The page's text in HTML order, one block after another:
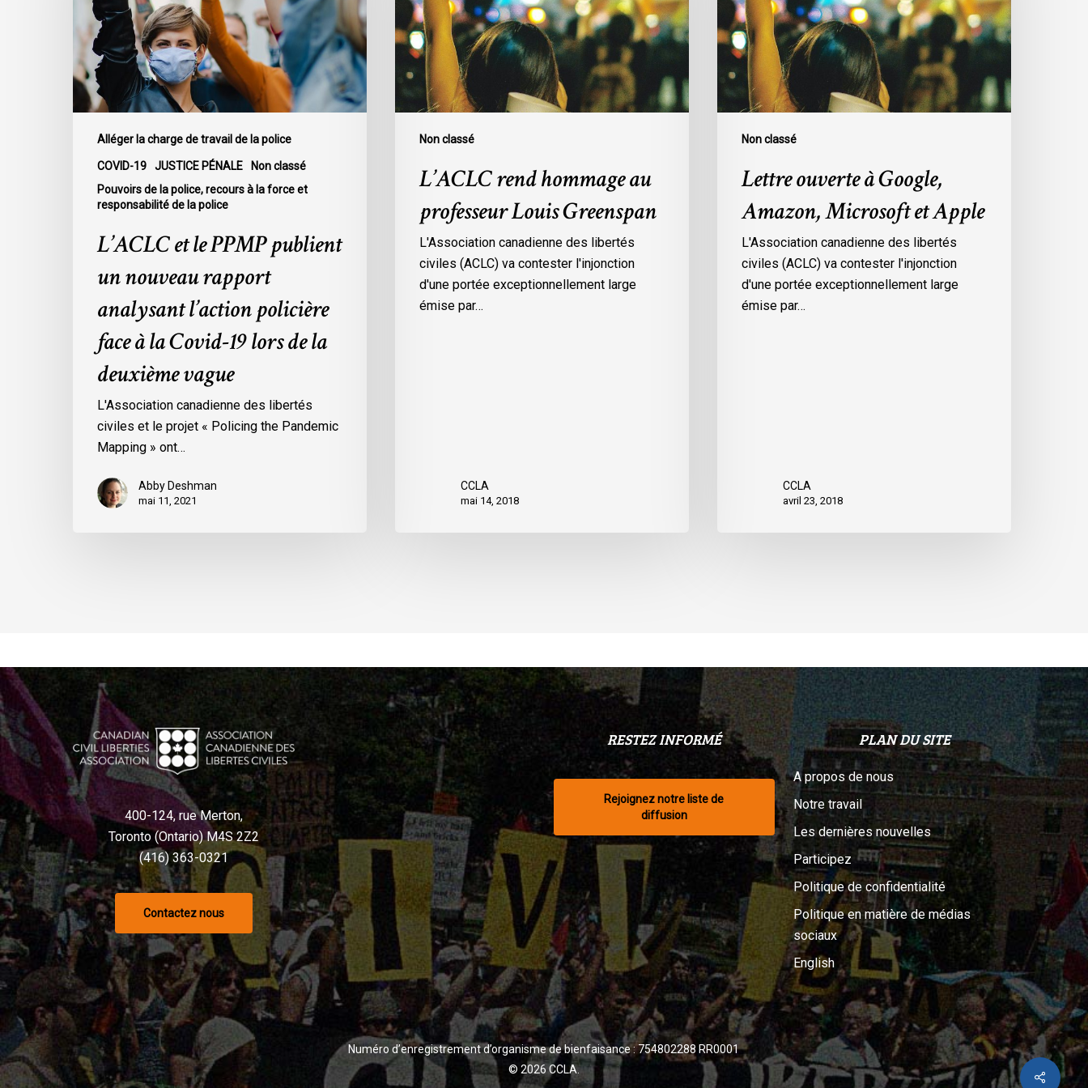
Alléger la charge de travail de la police
COVID-19 JUSTICE PÉNALE
Non classé
Pouvoirs de la police, recours à la force et
responsabilité de la police
publient
un
nouveau
rapport
analysant
l’action
policière
vague
L’ACLC et le PPMP publient
un nouveau rapport
analysant l’action policière
face à la Covid-19 lors de la
deuxième vague
L'Association canadienne des libertés
civiles et le projet « Policing the Pandemic
Mapping » ont…
Abby Deshman
mai 11, 2021
Non classé
professeur
Louis
Greenspan
L’ACLC rend hommage au
professeur Louis Greenspan
L'Association canadienne des libertés
civiles (ACLC) va contester l'injonction
d'une portée exceptionnellement large
émise par…
CCLA
mai 14, 2018
Non classé
Amazon,
Microsoft
Apple
Lettre ouverte à Google,
Amazon, Microsoft et Apple
L'Association canadienne des libertés
civiles (ACLC) va contester l'injonction
d'une portée exceptionnellement large
émise par…
CCLA
avril 23, 2018
Share
400-124, rue Merton,
Toronto (Ontario) M4S 2Z2
(416) 363-0321
Contactez nous
RESTEZ INFORMÉ
Rejoignez notre liste de
diffusion
PLAN DU SITE
A propos de nous
Notre travail
Les dernières nouvelles
Participez
Politique de confidentialité
Politique en matière de médias
sociaux
English
Numéro d’enregistrement d’organisme de bienfaisance : 754802288 RR0001
© 2026 CCLA.